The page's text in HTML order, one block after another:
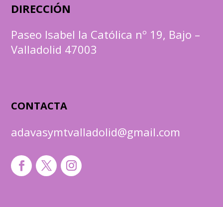
DIRECCIÓN
Paseo Isabel la Católica nº 19, Bajo –
Valladolid 47003
CONTACTA
adavasymtvalladolid@gmail.com